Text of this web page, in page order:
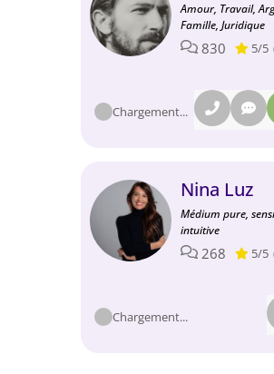
Amour, Travail,
Famille, Juridique
830 5/5
Chargement...
Nina Luz
Médium pure,
intuitive
268 5/5
Chargement...